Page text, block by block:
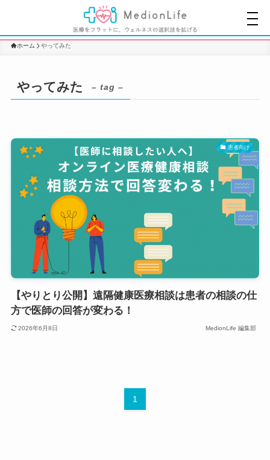
ホーム やってみた
やってみた – tag –
患者向け
【やりとり公開】遠隔健康医療相談は患者の相談の仕
方で医師の回答が変わる！
2026年6月8日 MedionLife 編集部
1